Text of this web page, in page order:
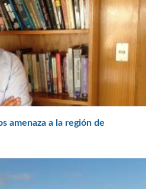
amenaza a la región de